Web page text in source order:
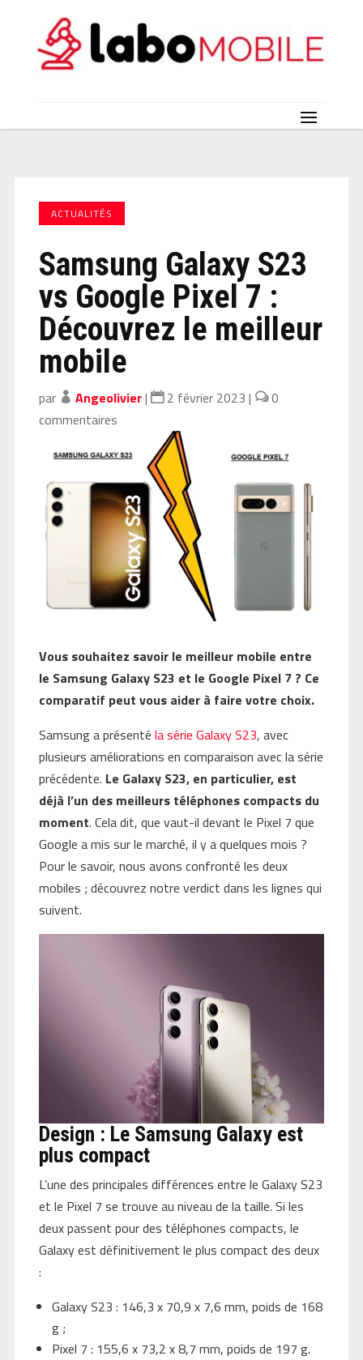
ACTUALITÉS
Samsung Galaxy S23
vs Google Pixel 7 :
Découvrez le meilleur
mobile
par Angeolivier| 2 février 2023 |
0
commentaires
Vous souhaitez savoir le meilleur mobile entre
le Samsung Galaxy S23 et le Google Pixel 7 ? Ce
comparatif peut vous aider à faire votre choix.
Samsung a présenté la série Galaxy S23, avec
plusieurs améliorations en comparaison avec la série
précédente. Le Galaxy S23, en particulier, est
déjà l’un des meilleurs téléphones compacts du
moment. Cela dit, que vaut-il devant le Pixel 7 que
Google a mis sur le marché, il y a quelques mois ?
Pour le savoir, nous avons confronté les deux
mobiles ; découvrez notre verdict dans les lignes qui
suivent.
Design : Le Samsung Galaxy est
plus compact
L’une des principales différences entre le Galaxy S23
et le Pixel 7 se trouve au niveau de la taille. Si les
deux passent pour des téléphones compacts, le
Galaxy est définitivement le plus compact des deux
:
Galaxy S23 : 146,3 x 70,9 x 7,6 mm, poids de 168
g ;
Pixel 7 : 155,6 x 73,2 x 8,7 mm, poids de 197 g.